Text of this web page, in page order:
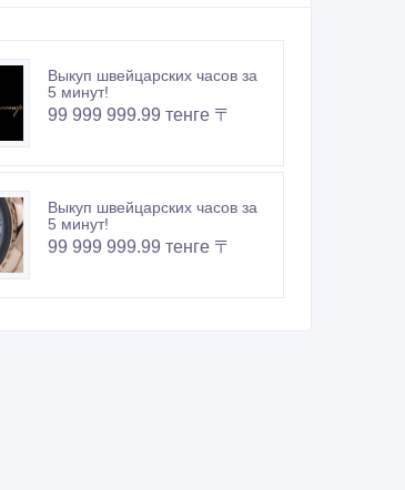
Выкуп швейцарских часов за
5 минут!
99 999 999.99 тенге 〒
Выкуп швейцарских часов за
5 минут!
99 999 999.99 тенге 〒